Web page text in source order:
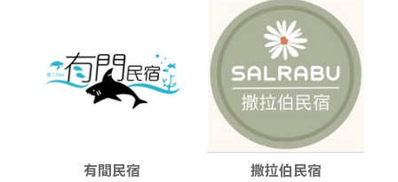
有間民宿 撒拉伯民宿